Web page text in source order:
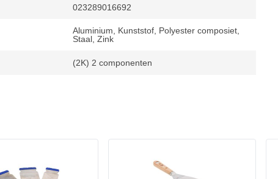
023289016692
Aluminium, Kunststof, Polyester composiet,
Staal, Zink
(2K) 2 componenten